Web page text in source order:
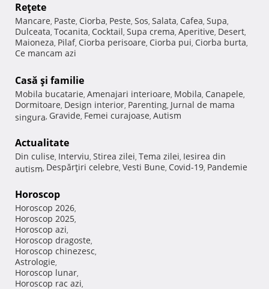
Reţete
Mancare, Paste, Ciorba, Peste, Sos, Salata, Cafea, Supa,
Dulceata, Tocanita, Cocktail, Supa crema, Aperitive, Desert,
Maioneza, Pilaf, Ciorba perisoare, Ciorba pui, Ciorba burta,
Ce mancam azi
Casă şi familie
Mobila bucatarie, Amenajari interioare, Mobila, Canapele,
Dormitoare, Design interior, Parenting, Jurnal de mama
singura, Gravide, Femei curajoase, Autism
Actualitate
Din culise, Interviu, Stirea zilei, Tema zilei, Iesirea din
autism, Despărţiri celebre, Vesti Bune, Covid-19, Pandemie
Horoscop
Horoscop 2026,
Horoscop 2025,
Horoscop azi,
Horoscop dragoste,
Horoscop chinezesc,
Astrologie,
Horoscop lunar,
Horoscop rac azi,